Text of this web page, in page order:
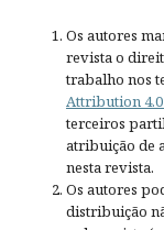
Os autores
revista o
trabalho nos
Attribution 4.0
terceiros
atribuição de
nesta revista.
Os autores
distribuição